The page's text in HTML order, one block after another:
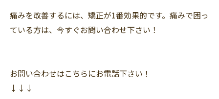
痛みを改善するには、矯正が1番効果的です。痛みで困っ
ている方は、今すぐお問い合わせ下さい！
お問い合わせはこちらにお電話下さい！
↓↓↓